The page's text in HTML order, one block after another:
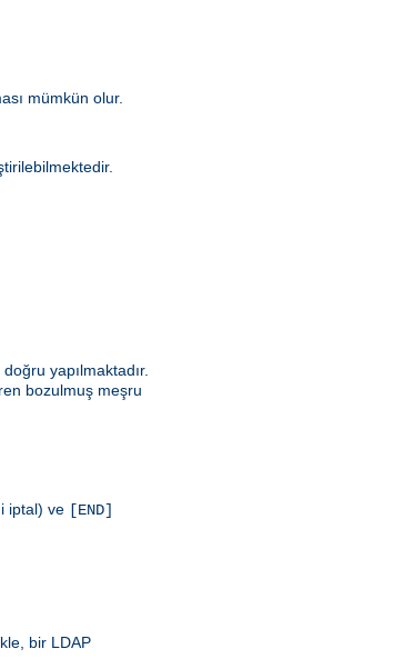
mümkün olur.
yapılmaktadır.
bozulmuş meşru
iptal) ve [END]
bir LDAP